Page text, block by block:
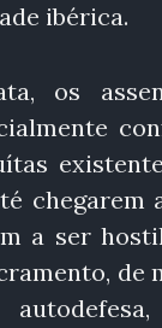
ibérica.
os
chegarem
a ser
de